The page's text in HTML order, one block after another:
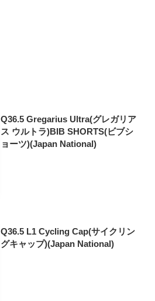
Q36.5 Gregarius Ultra(グレガリア
ス ウルトラ)BIB SHORTS(ビブシ
ョーツ)(Japan National)
Q36.5 L1 Cycling Cap(サイクリン
グキャップ)(Japan National)